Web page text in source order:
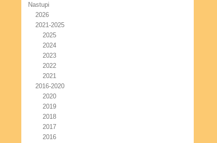
Nastupi
2026
2021-2025
2025
2024
2023
2022
2021
2016-2020
2020
2019
2018
2017
2016